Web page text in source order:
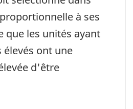
à ses
que les unités ayant
élevés ont une
d'être